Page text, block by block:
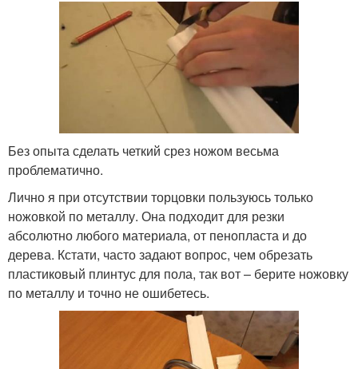
Без опыта сделать четкий срез ножом весьма
проблематично.
Лично я при отсутствии торцовки пользуюсь только
ножовкой по металлу. Она подходит для резки
абсолютно любого материала, от пенопласта и до
дерева. Кстати, часто задают вопрос, чем обрезать
пластиковый плинтус для пола, так вот – берите ножовку
по металлу и точно не ошибетесь.